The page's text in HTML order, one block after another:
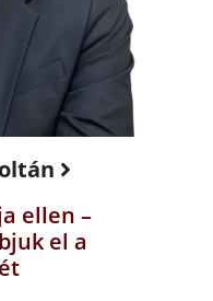
ellen –
el a